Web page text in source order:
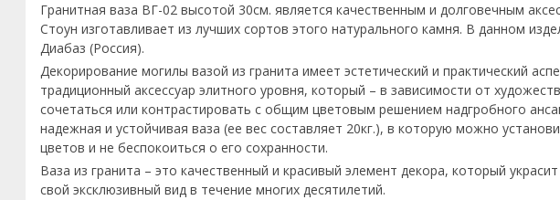
Гранитная ваза ВГ-02 высотой 30см. является качественным и долговечным
Стоун изготавливает из лучших сортов этого натурального камня. В данном
Диабаз (Россия).
Декорирование могилы вазой из гранита имеет эстетический и практический
традиционный аксессуар элитного уровня, который – в зависимости от
сочетаться или контрастировать с общим цветовым решением надгробного
надежная и устойчивая ваза (ее вес составляет 20кг.), в которую можно
цветов и не беспокоиться о его сохранности.
Ваза из гранита – это качественный и красивый элемент декора, который
свой эксклюзивный вид в течение многих десятилетий.